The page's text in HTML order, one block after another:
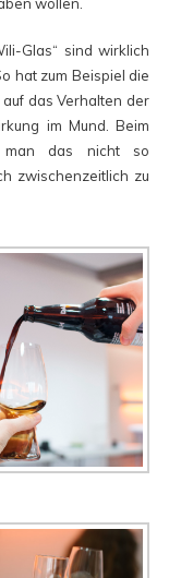
wollen.
Glas“ sind wirklich
hat zum Beispiel die
das Verhalten der
im Mund. Beim
man das nicht so
zwischenzeitlich zu